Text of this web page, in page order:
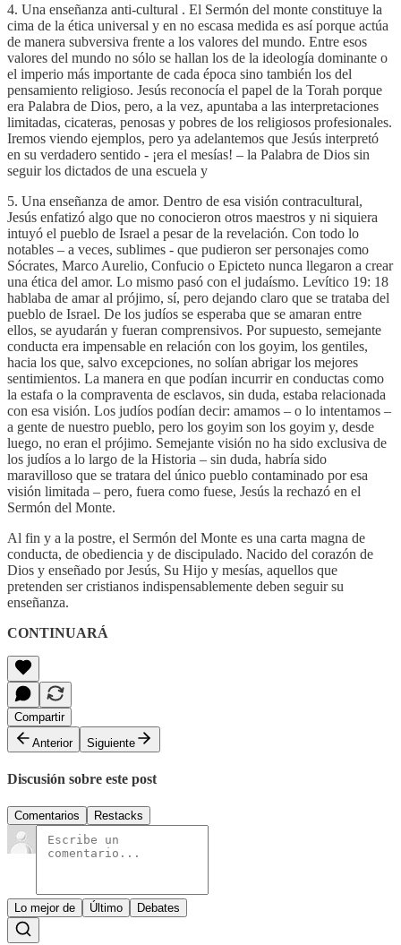
4. Una enseñanza anti-cultural . El Sermón del monte constituye la
cima de la ética universal y en no escasa medida es así porque actúa
de manera subversiva frente a los valores del mundo. Entre esos
valores del mundo no sólo se hallan los de la ideología dominante o
el imperio más importante de cada época sino también los del
pensamiento religioso. Jesús reconocía el papel de la Torah porque
era Palabra de Dios, pero, a la vez, apuntaba a las interpretaciones
limitadas, cicateras, penosas y pobres de los religiosos profesionales.
Iremos viendo ejemplos, pero ya adelantemos que Jesús interpretó
en su verdadero sentido - ¡era el mesías! – la Palabra de Dios sin
seguir los dictados de una escuela y
5. Una enseñanza de amor. Dentro de esa visión contracultural,
Jesús enfatizó algo que no conocieron otros maestros y ni siquiera
intuyó el pueblo de Israel a pesar de la revelación. Con todo lo
notables – a veces, sublimes - que pudieron ser personajes como
Sócrates, Marco Aurelio, Confucio o Epicteto nunca llegaron a crear
una ética del amor. Lo mismo pasó con el judaísmo. Levítico 19: 18
hablaba de amar al prójimo, sí, pero dejando claro que se trataba del
pueblo de Israel. De los judíos se esperaba que se amaran entre
ellos, se ayudarán y fueran comprensivos. Por supuesto, semejante
conducta era impensable en relación con los goyim, los gentiles,
hacia los que, salvo excepciones, no solían abrigar los mejores
sentimientos. La manera en que podían incurrir en conductas como
la estafa o la compraventa de esclavos, sin duda, estaba relacionada
con esa visión. Los judíos podían decir: amamos – o lo intentamos –
a gente de nuestro pueblo, pero los goyim son los goyim y, desde
luego, no eran el prójimo. Semejante visión no ha sido exclusiva de
los judíos a lo largo de la Historia – sin duda, habría sido
maravilloso que se tratara del único pueblo contaminado por esa
visión limitada – pero, fuera como fuese, Jesús la rechazó en el
Sermón del Monte.
Al fin y a la postre, el Sermón del Monte es una carta magna de
conducta, de obediencia y de discipulado. Nacido del corazón de
Dios y enseñado por Jesús, Su Hijo y mesías, aquellos que
pretenden ser cristianos indispensablemente deben seguir su
enseñanza.
CONTINUARÁ
Compartir
Anterior
Siguiente
Discusión sobre este post
Comentarios Restacks
Lo mejor de Último Debates